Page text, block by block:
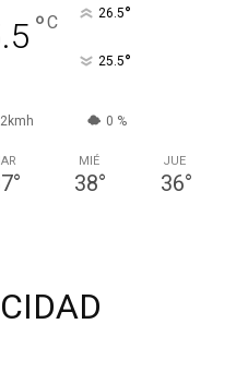
°C 26.5°
25.5°
0 %
°
MIÉ
38°
JUE
36°